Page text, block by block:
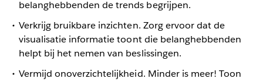
belanghebbenden de trends begrijpen.
Verkrijg bruikbare inzichten. Zorg ervoor dat de
visualisatie informatie toont die belanghebbenden
helpt bij het nemen van beslissingen.
Vermijd onoverzichtelijkheid. Minder is meer! Toon